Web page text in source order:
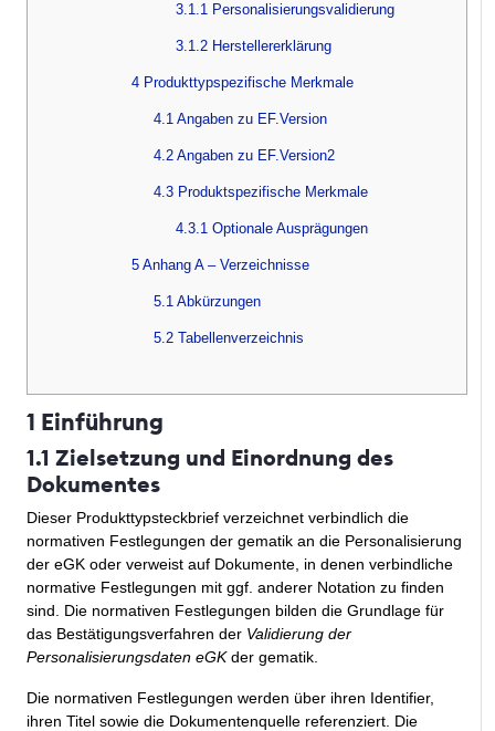
3.1.1 Personalisierungsvalidierung
3.1.2 Herstellererklärung
4 Produkttypspezifische Merkmale
4.1 Angaben zu EF.Version
4.2 Angaben zu EF.Version2
4.3 Produktspezifische Merkmale
4.3.1 Optionale Ausprägungen
5 Anhang A – Verzeichnisse
5.1 Abkürzungen
5.2 Tabellenverzeichnis
1 Einführung
1.1 Zielsetzung und Einordnung des
Dokumentes
Dieser Produkttypsteckbrief verzeichnet verbindlich die
normativen Festlegungen der gematik an die Personalisierung
der eGK oder verweist auf Dokumente, in denen verbindliche
normative Festlegungen mit ggf. anderer Notation zu finden
sind. Die normativen Festlegungen bilden die Grundlage für
das Bestätigungsverfahren der Validierung der
Personalisierungsdaten eGKder gematik.
Die normativen Festlegungen werden über ihren Identifier,
ihren Titel sowie die Dokumentenquelle referenziert. Die